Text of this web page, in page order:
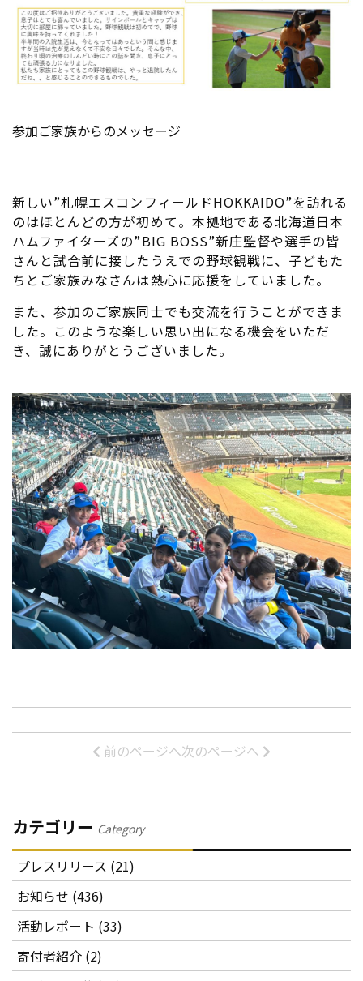
参加ご家族からのメッセージ
新しい”札幌エスコンフィールドHOKKAIDO”を訪れる
のはほとんどの方が初めて。本拠地である北海道日本
ハムファイターズの”BIG BOSS”新庄監督や選手の皆
さんと試合前に接したうえでの野球観戦に、子どもた
ちとご家族みなさんは熱心に応援をしていました。
また、参加のご家族同士でも交流を行うことができま
した。このような楽しい思い出になる機会をいただ
き、誠にありがとうございました。
前のページへ次のページへ
カテゴリー Category
プレスリリース (21)
お知らせ (436)
活動レポート (33)
寄付者紹介 (2)